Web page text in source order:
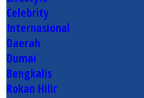
Celebrity
Internasional
Daerah
Dumai
Bengkalis
Rokan Hilir